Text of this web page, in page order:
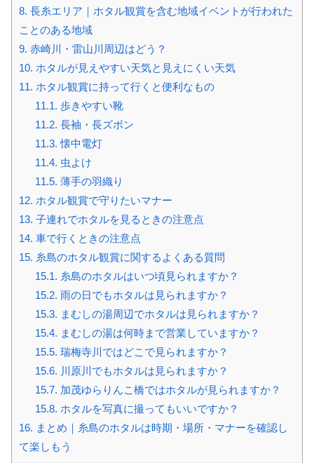
8. 長糸エリア｜ホタル観賞を含む地域イベントが行われた
ことのある地域
9. 赤崎川・雷山川周辺はどう？
10. ホタルが見えやすい天気と見えにくい天気
11. ホタル観賞に持って行くと便利なもの
11.1. 歩きやすい靴
11.2. 長袖・長ズボン
11.3. 懐中電灯
11.4. 虫よけ
11.5. 薄手の羽織り
12. ホタル観賞で守りたいマナー
13. 子連れでホタルを見るときの注意点
14. 車で行くときの注意点
15. 糸島のホタル観賞に関するよくある質問
15.1. 糸島のホタルはいつ頃見られますか？
15.2. 雨の日でもホタルは見られますか？
15.3. まむしの湯周辺でホタルは見られますか？
15.4. まむしの湯は何時まで営業していますか？
15.5. 瑞梅寺川ではどこで見られますか？
15.6. 川原川でもホタルは見られますか？
15.7. 加茂ゆらりんこ橋ではホタルが見られますか？
15.8. ホタルを写真に撮ってもいいですか？
16. まとめ｜糸島のホタルは時期・場所・マナーを確認し
て楽しもう